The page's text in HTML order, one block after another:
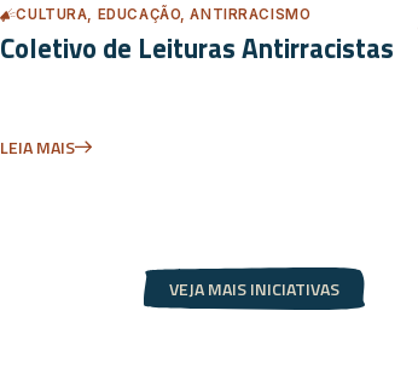
CULTURA, EDUCAÇÃO, ANTIRRACISMO
Coletivo de Leituras Antirracistas
LEIA MAIS
VEJA MAIS INICIATIVAS